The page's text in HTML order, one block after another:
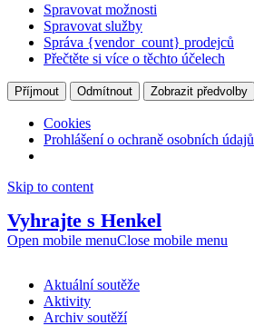
Spravovat možnosti
Spravovat služby
Správa {vendor_count} prodejců
Přečtěte si více o těchto účelech
Příjmout Odmítnout Zobrazit předvolby
Cookies
Prohlášení o ochraně osobních údajů
Skip to content
Vyhrajte s Henkel
Open mobile menuClose mobile menu
Aktuální soutěže
Aktivity
Archiv soutěží